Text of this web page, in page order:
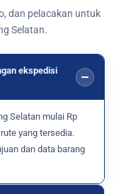
dan pelacakan untuk
Selatan.
ekspedisi
Selatan mulai Rp
yang tersedia.
dan data barang